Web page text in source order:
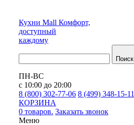
Кухни Mall Комфорт,
доступный
каждому
Поиск
ПН-ВС
с 10:00 до 20:00
8 (800) 302-77-06 8 (499) 348-15-11
КОРЗИНА
0 товаров. Заказать звонок
Меню